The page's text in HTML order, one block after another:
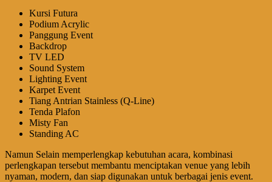
Kursi Futura
Podium Acrylic
Panggung Event
Backdrop
TV LED
Sound System
Lighting Event
Karpet Event
Tiang Antrian Stainless (Q-Line)
Tenda Plafon
Misty Fan
Standing AC
Namun Selain memperlengkap kebutuhan acara, kombinasi
perlengkapan tersebut membantu menciptakan venue yang lebih
nyaman, modern, dan siap digunakan untuk berbagai jenis event.